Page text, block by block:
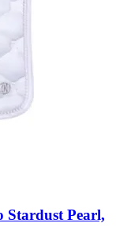
Stardust Pearl,